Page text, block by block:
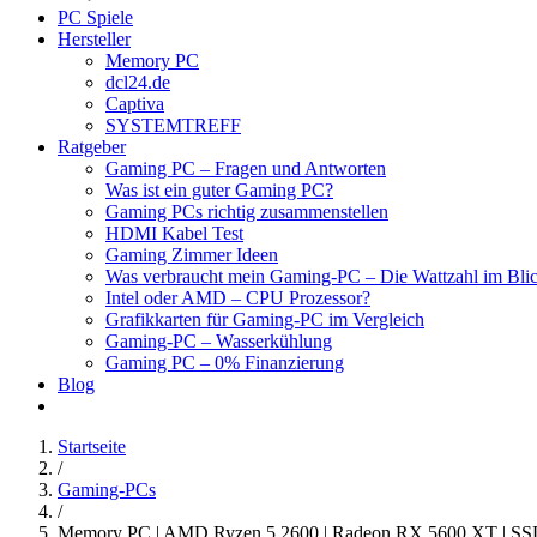
PC Spiele
Hersteller
Memory PC
dcl24.de
Captiva
SYSTEMTREFF
Ratgeber
Gaming PC – Fragen und Antworten
Was ist ein guter Gaming PC?
Gaming PCs richtig zusammenstellen
HDMI Kabel Test
Gaming Zimmer Ideen
Was verbraucht mein Gaming-PC – Die Wattzahl im
Intel oder AMD – CPU Prozessor?
Grafikkarten für Gaming-PC im Vergleich
Gaming-PC – Wasserkühlung
Gaming PC – 0% Finanzierung
Blog
Startseite
/
Gaming-PCs
/
Memory PC | AMD Ryzen 5 2600 | Radeon RX 5600 XT |